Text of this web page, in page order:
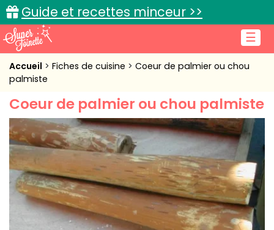
☰
Guide et recettes minceur >>
Accueil
Cuisine pratique
L'actu cuisine
Connexion
Accueil Fiches de cuisine
Coeur de palmier ou chou
palmiste
Coeur de palmier ou chou palmiste